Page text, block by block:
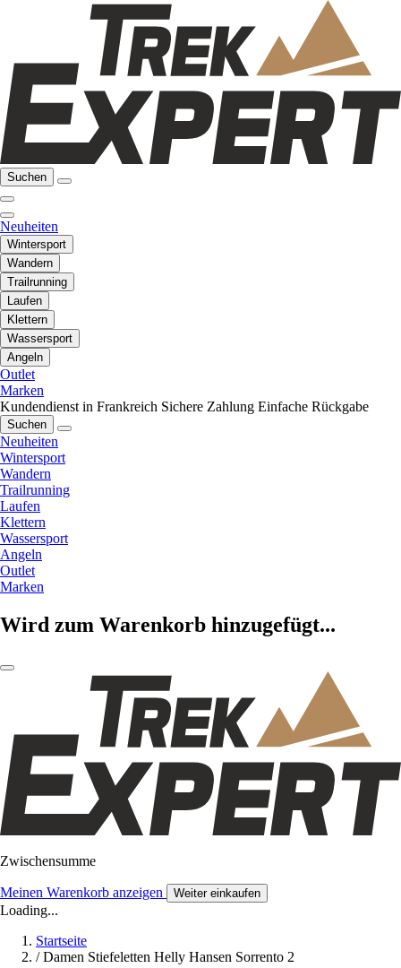
Suchen
Neuheiten
Wintersport
Wandern
Trailrunning
Laufen
Klettern
Wassersport
Angeln
Outlet
Marken
Kundendienst in Frankreich Sichere Zahlung Einfache Rückgabe
Suchen
Neuheiten
Wintersport
Wandern
Trailrunning
Laufen
Klettern
Wassersport
Angeln
Outlet
Marken
Wird zum Warenkorb hinzugefügt...
Zwischensumme
Meinen Warenkorb anzeigen Weiter einkaufen
Loading...
Startseite
/ Damen Stiefeletten Helly Hansen Sorrento 2